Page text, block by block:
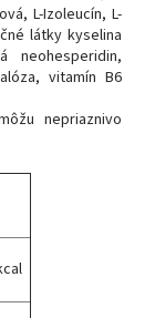
L-Izoleucín, L-
látky kyselina
neohesperidin,
vitamín B6
nepriaznivo